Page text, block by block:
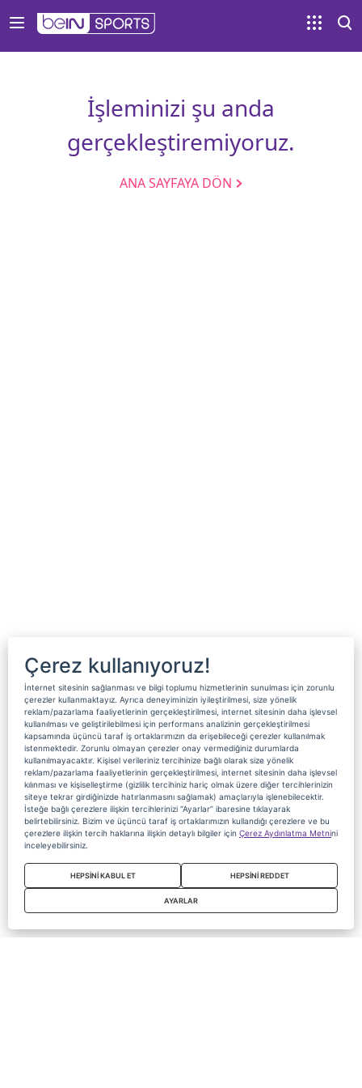
İşleminizi şu anda
gerçekleştiremiyoruz.
ANA SAYFAYA DÖN
Çerez kullanıyoruz!
İnternet sitesinin sağlanması ve bilgi toplumu hizmetlerinin sunulması için zorunlu
çerezler kullanmaktayız. Ayrıca deneyiminizin iyileştirilmesi, size yönelik
reklam/pazarlama faaliyetlerinin gerçekleştirilmesi, internet sitesinin daha işlevsel
kullanılması ve geliştirilebilmesi için performans analizinin gerçekleştirilmesi
kapsamında üçüncü taraf iş ortaklarımızın da erişebileceği çerezler kullanılmak
istenmektedir. Zorunlu olmayan çerezler onay vermediğiniz durumlarda
kullanılmayacaktır. Kişisel verileriniz tercihinize bağlı olarak size yönelik
reklam/pazarlama faaliyetlerinin gerçekleştirilmesi, internet sitesinin daha işlevsel
kılınması ve kişiselleştirme (gizlilik tercihiniz hariç olmak üzere diğer tercihlerinizin
siteye tekrar girdiğinizde hatırlanmasını sağlamak) amaçlarıyla işlenebilecektir.
İsteğe bağlı çerezlere ilişkin tercihlerinizi “Ayarlar” ibaresine tıklayarak
belirtebilirsiniz. Bizim ve üçüncü taraf iş ortaklarımızın kullandığı çerezlere ve bu
çerezlere ilişkin tercih haklarına ilişkin detaylı bilgiler için Çerez Aydınlatma Metnini
inceleyebilirsiniz.
HEPSİNİ KABUL ET HEPSİNİ REDDET
AYARLAR